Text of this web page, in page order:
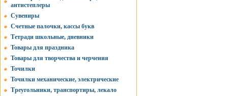
антистеплеры
Сувениры
Счетные палочки, кассы букв
Тетради школьные, дневники
Товары для праздника
Товары для творчества и черчения
Точилки
Точилки механические, электрические
Треугольники, транспортиры, лекало